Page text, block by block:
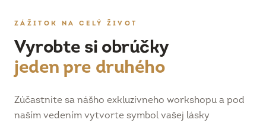
ZÁŽITOK NA CELÝ ŽIVOT
Vyrobte si obrúčky
jeden pre druhého
Zúčastnite sa nášho exkluzívneho workshopu a pod
naším vedením vytvorte symbol vašej lásky